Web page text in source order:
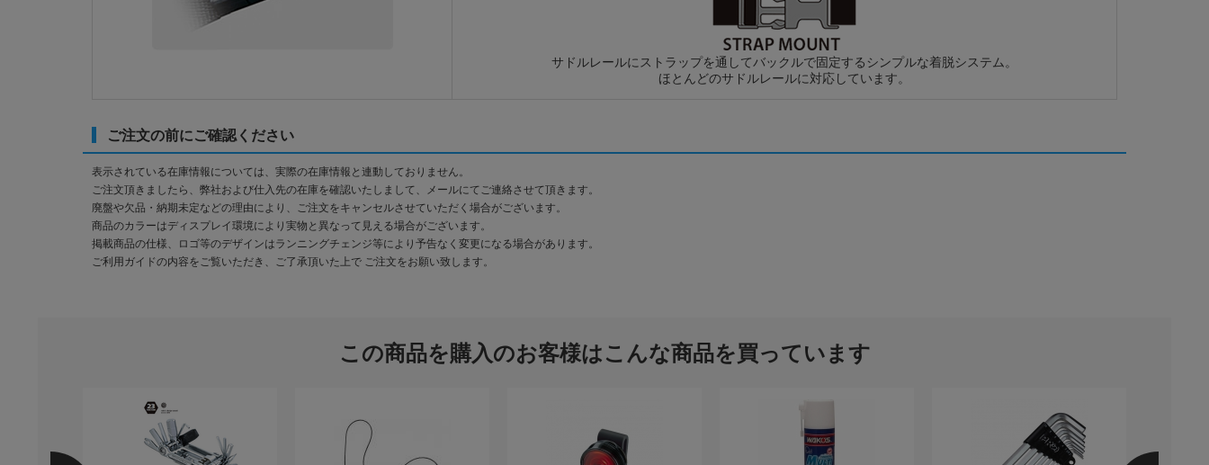
サドルレールにストラップを通してバックルで固定するシンプルな着脱システム。
ほとんどのサドルレールに対応しています。
ご注文の前にご確認ください
表示されている在庫情報については、実際の在庫情報と連動しておりません。
ご注文頂きましたら、弊社および仕入先の在庫を確認いたしまして、メールにてご連絡させて頂きます。
廃盤や欠品・納期未定などの理由により、ご注文をキャンセルさせていただく場合がございます。
商品のカラーはディスプレイ環境により実物と異なって見える場合がございます。
掲載商品の仕様、ロゴ等のデザインはランニングチェンジ等により予告なく変更になる場合があります。
ご利用ガイドの内容をご覧いただき、ご了承頂いた上で ご注文をお願い致します。
この商品を購入のお客様はこんな商品を買っています